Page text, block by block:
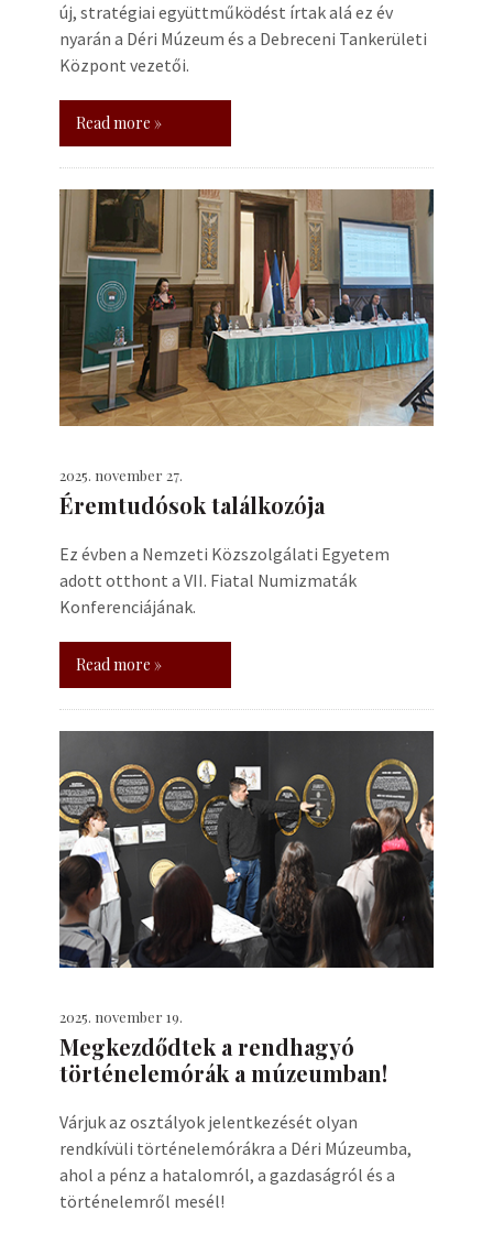
új, stratégiai együttműködést írtak alá ez év
nyarán a Déri Múzeum és a Debreceni Tankerületi
Központ vezetői.
Read more »
2025. november 27.
Éremtudósok találkozója
Ez évben a Nemzeti Közszolgálati Egyetem
adott otthont a VII. Fiatal Numizmaták
Konferenciájának.
Read more »
2025. november 19.
Megkezdődtek a rendhagyó
történelemórák a múzeumban!
Várjuk az osztályok jelentkezését olyan
rendkívüli történelemórákra a Déri Múzeumba,
ahol a pénz a hatalomról, a gazdaságról és a
történelemről mesél!